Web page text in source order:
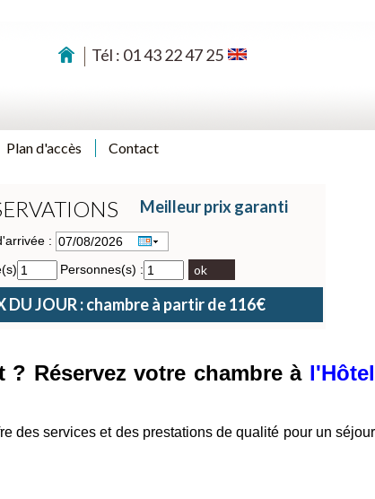
Tél : 01 43 22 47 25
Plan d'accès Contact
Meilleur prix garanti
:
Personnes(s) : ok
DU JOUR : chambre à partir de 116€
Réservez votre chambre à l'Hôtel
des services et des prestations de qualité pour un séjour